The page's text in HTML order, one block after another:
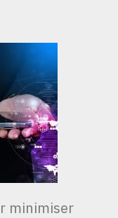
minimiser